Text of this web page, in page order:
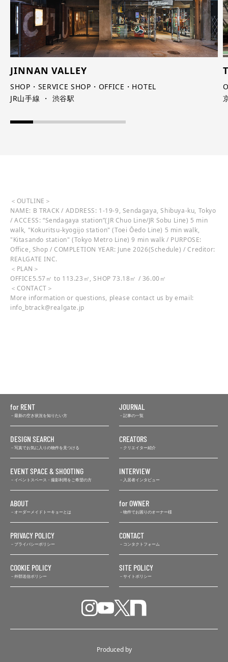
JINNAN VALLEY
SHOP・SERVICE SHOP・OFFICE・HOTEL
JR山手線 ・ 渋谷駅
＜OUTLINE＞
NAME: B TRACK / ADDRESS: 1-19-9, Sendagaya, Shibuya-ku, Tokyo
/ ACCESS: “Sendagaya station”(JR Chuo Line/JR Sobu Line) 5 min
walk, "Kokuritsu-kyogijo station" (Toei Ōedo Line) 5 min walk,
"Kitasando station" (Tokyo Metro Line) 9 min walk / PURPOSE:
Office, Shop / COMPLETION YEAR: June 2026(Schedule) / Creditor:
REALGATE INC.
＜PLAN＞
OFFICE5.57㎡ to 113.23㎡, SHOP 73.18㎡ / 36.00㎡
＜CONTACT＞
More information or questions, please contact us by email:
info_btrack@realgate.jp
for RENT
最新の空き状況を知りたい方
JOURNAL
記事の一覧
DESIGN SEARCH
写真でお気に入りの物件を見つける
CREATORS
クリエイター紹介
EVENT SPACE & SHOOTING
イベントスペース・撮影利用をご希望の方
INTERVIEW
入居者インタビュー
ABOUT
オーダーメイドトーキョーとは
for OWNER
物件でお困りのオーナー様
PRIVACY POLICY
プライバシーポリシー
CONTACT
コンタクトフォーム
COOKIE POLICY
外部送信ポリシー
SITE POLICY
サイトポリシー
Produced by